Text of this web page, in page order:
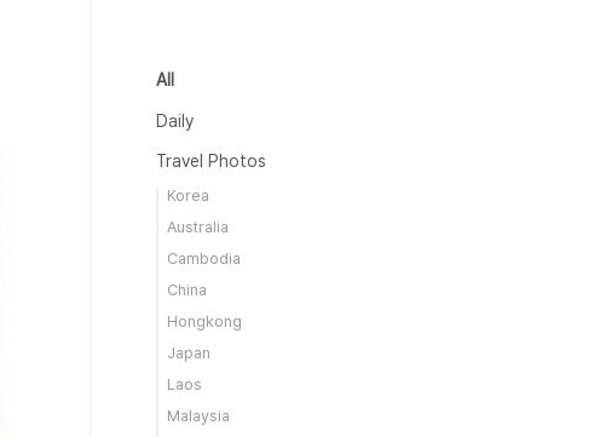
All
Daily
Travel Photos
Korea
Australia
Cambodia
China
Hongkong
Japan
Laos
Malaysia